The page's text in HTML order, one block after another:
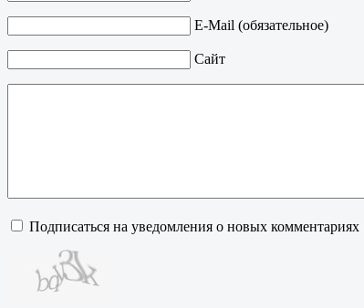
E-Mail (обязательное)
Сайт
Подписаться на уведомления о новых комментариях